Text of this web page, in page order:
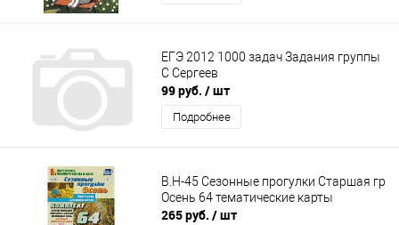
ЕГЭ 2012 1000 задач Задания группы
С Сергеев
99 руб. / шт
Подробнее
В.Н-45 Сезонные прогулки Старшая гр
Осень 64 тематические карты
265 руб. / шт